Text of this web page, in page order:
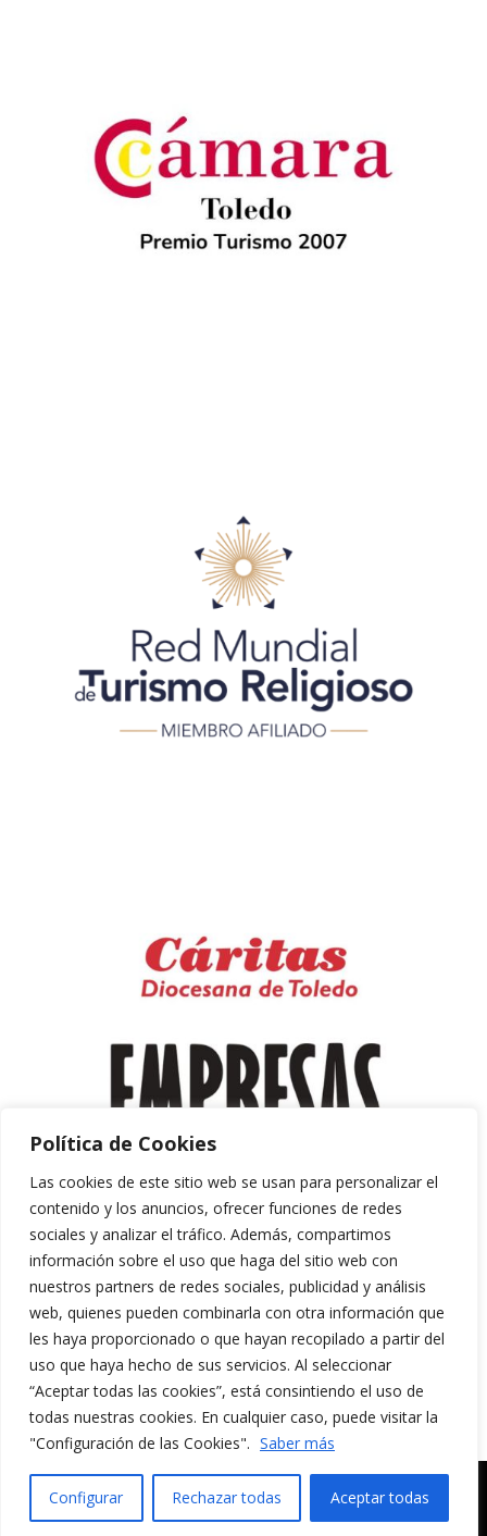
Política de Cookies
Las cookies de este sitio web se usan para personalizar el
contenido y los anuncios, ofrecer funciones de redes
sociales y analizar el tráfico. Además, compartimos
información sobre el uso que haga del sitio web con
nuestros partners de redes sociales, publicidad y análisis
web, quienes pueden combinarla con otra información que
les haya proporcionado o que hayan recopilado a partir del
uso que haya hecho de sus servicios. Al seleccionar
“Aceptar todas las cookies”, está consintiendo el uso de
todas nuestras cookies. En cualquier caso, puede visitar la
"Configuración de las Cookies". Saber más
Configurar Rechazar todas Aceptar todas
Aviso Legal y Política de Privacidad
Política de Cookies
MERAKI CULTURA AUDIOVISUAL. Todos los
derechos reservados.
English